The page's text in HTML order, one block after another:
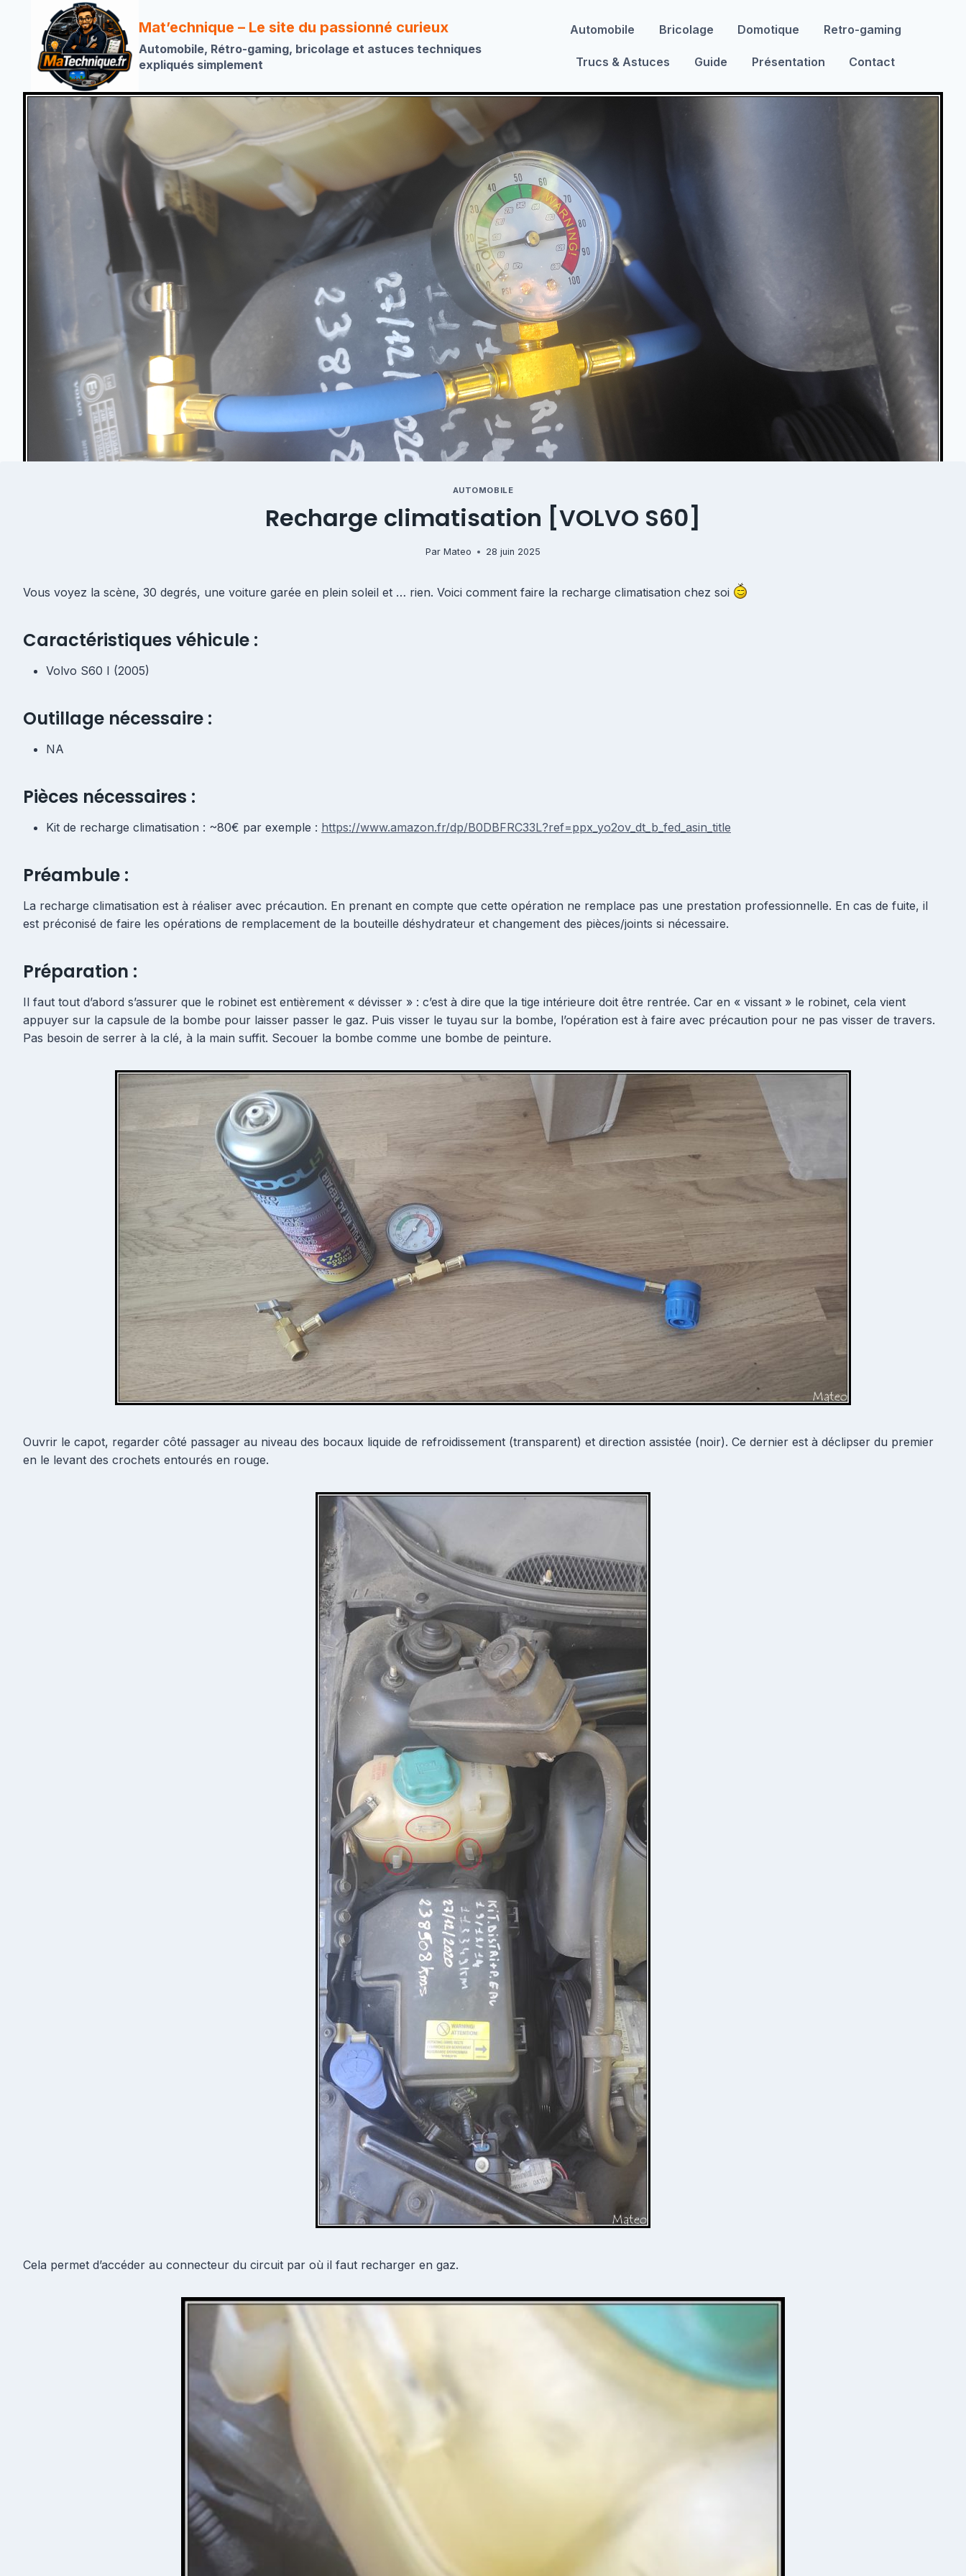
contenu
Mat’echnique – Le site du passionné curieux
Automobile, Rétro-gaming, bricolage et astuces techniques
expliqués simplement
Automobile Bricolage Domotique Retro-gaming
Trucs & Astuces Guide Présentation Contact
AUTOMOBILE
Recharge climatisation [VOLVO S60]
Par Mateo 28 juin 2025
Vous voyez la scène, 30 degrés, une voiture garée en plein soleil et … rien. Voici comment faire la recharge climatisation chez soi
Caractéristiques véhicule :
Volvo S60 I (2005)
Outillage nécessaire :
NA
Pièces nécessaires :
Kit de recharge climatisation : ~80€ par exemple : https://www.amazon.fr/dp/B0DBFRC33L?ref=ppx_yo2ov_dt_b_fed_asin_title
Préambule :
La recharge climatisation est à réaliser avec précaution. En prenant en compte que cette opération ne remplace pas une prestation professionnelle. En cas de fuite, il
est préconisé de faire les opérations de remplacement de la bouteille déshydrateur et changement des pièces/joints si nécessaire.
Préparation :
Il faut tout d’abord s’assurer que le robinet est entièrement « dévisser » : c’est à dire que la tige intérieure doit être rentrée. Car en « vissant » le robinet, cela vient
appuyer sur la capsule de la bombe pour laisser passer le gaz. Puis visser le tuyau sur la bombe, l’opération est à faire avec précaution pour ne pas visser de travers.
Pas besoin de serrer à la clé, à la main suffit. Secouer la bombe comme une bombe de peinture.
Ouvrir le capot, regarder côté passager au niveau des bocaux liquide de refroidissement (transparent) et direction assistée (noir). Ce dernier est à déclipser du premier
en le levant des crochets entourés en rouge.
Cela permet d’accéder au connecteur du circuit par où il faut recharger en gaz.